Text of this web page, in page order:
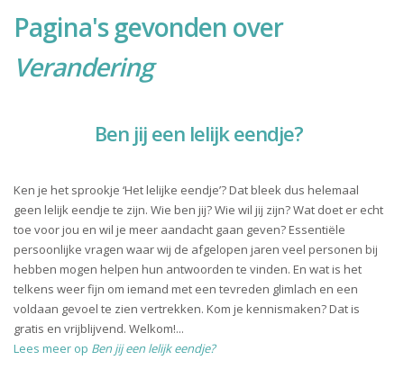
Pagina's gevonden over
Verandering
Ben jij een lelijk eendje?
Ken je het sprookje ‘Het lelijke eendje’? Dat bleek dus helemaal
geen lelijk eendje te zijn. Wie ben jij? Wie wil jij zijn? Wat doet er echt
toe voor jou en wil je meer aandacht gaan geven? Essentiële
persoonlijke vragen waar wij de afgelopen jaren veel personen bij
hebben mogen helpen hun antwoorden te vinden. En wat is het
telkens weer fijn om iemand met een tevreden glimlach en een
voldaan gevoel te zien vertrekken. Kom je kennismaken? Dat is
gratis en vrijblijvend. Welkom!...
Lees meer op Ben jij een lelijk eendje?